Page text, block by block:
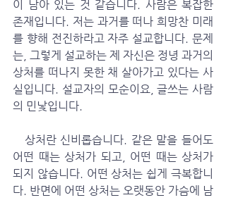
이 남아 있는 것 같습니다. 사람은 복잡한
존재입니다. 저는 과거를 떠나 희망찬 미래
를 향해 전진하라고 자주 설교합니다. 문제
는, 그렇게 설교하는 제 자신은 정녕 과거의
상처를 떠나지 못한 채 살아가고 있다는 사
실입니다. 설교자의 모순이요, 글쓰는 사람
의 민낯입니다.
어떤 때는 상처가 되고, 어떤 때는 상처가
되지 않습니다. 어떤 상처는 쉽게 극복합니
다. 반면에 어떤 상처는 오랫동안 가슴에 남